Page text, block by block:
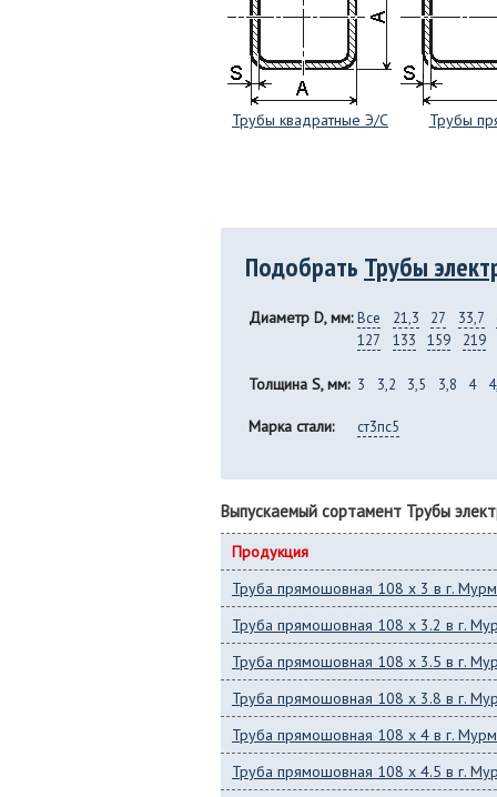
Трубы квадратные Э/С Трубы
Подобрать Трубы
Диаметр D, мм: Все 21,3 27 33,7
127
133 159 219
Толщина S, мм: 3 3,2 3,5 3,8 4
Марка стали: ст3пс5
Выпускаемый сортамент Трубы
Продукция
Труба прямошовная 108 x 3 в г.
Труба прямошовная 108 x 3.2 в г.
Труба прямошовная 108 x 3.5 в г.
Труба прямошовная 108 x 3.8 в г.
Труба прямошовная 108 x 4 в г.
Труба прямошовная 108 x 4.5 в г.